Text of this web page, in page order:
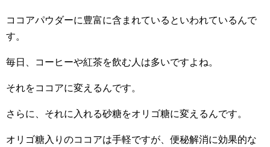
ココアパウダーに豊富に含まれているといわれているんで
す。
毎日、コーヒーや紅茶を飲む人は多いですよね。
それをココアに変えるんです。
さらに、それに入れる砂糖をオリゴ糖に変えるんです。
オリゴ糖入りのココアは手軽ですが、便秘解消に効果的な